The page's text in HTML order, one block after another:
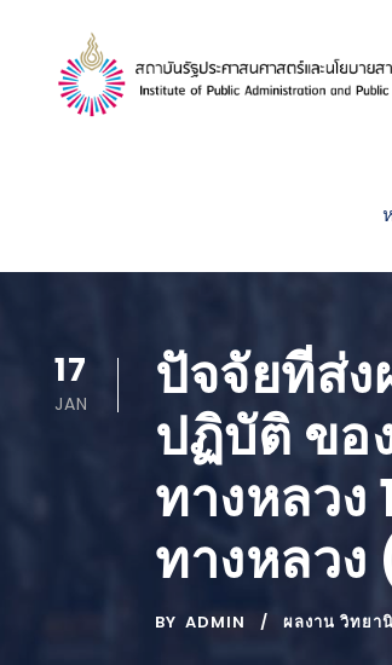
17
JAN
ปัจจัยที่ส่
ปฏิบัติ ขอ
ทางหลวง
ทางหลว
BY ADMIN ผลงาน วิทยา